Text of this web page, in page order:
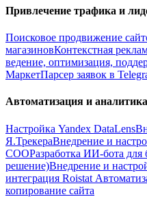
Привлечение трафика и
Поисковое продвижение
магазиновКонтекстная
ведение, оптимизация,
МаркетПарсер заявок в
Автоматизация и аналитика
Настройка Yandex DataLens
Я.ТрекераВнедрение и
СООРазработка ИИ-бота для
решение)Внедрение и
интеграция Roistat
копирование сайта